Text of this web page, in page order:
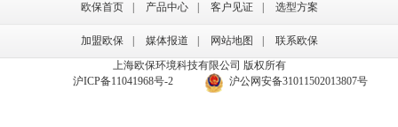
欧保首页 产品中心 客户见证 选型方案
加盟欧保 媒体报道 网站地图
联系欧保
上海欧保环境科技有限公司 版权所有
沪ICP备11041968号-2 沪公网安备31011502013807号